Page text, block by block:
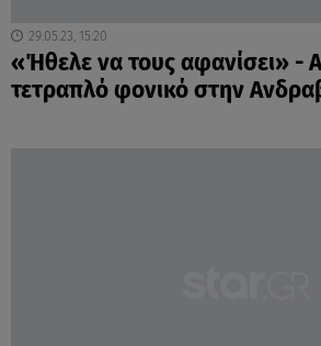
29.05.23, 15:20
«Ήθελε να τους αφανίσει» -
τετραπλό φονικό στην